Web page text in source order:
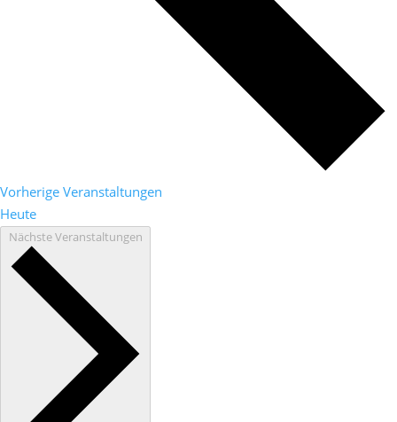
Vorherige Veranstaltungen
Heute
NächsteVeranstaltungen